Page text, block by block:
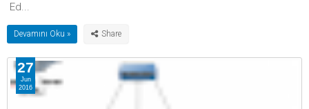
Ed...
Devamını Oku »
27
Jun
2016